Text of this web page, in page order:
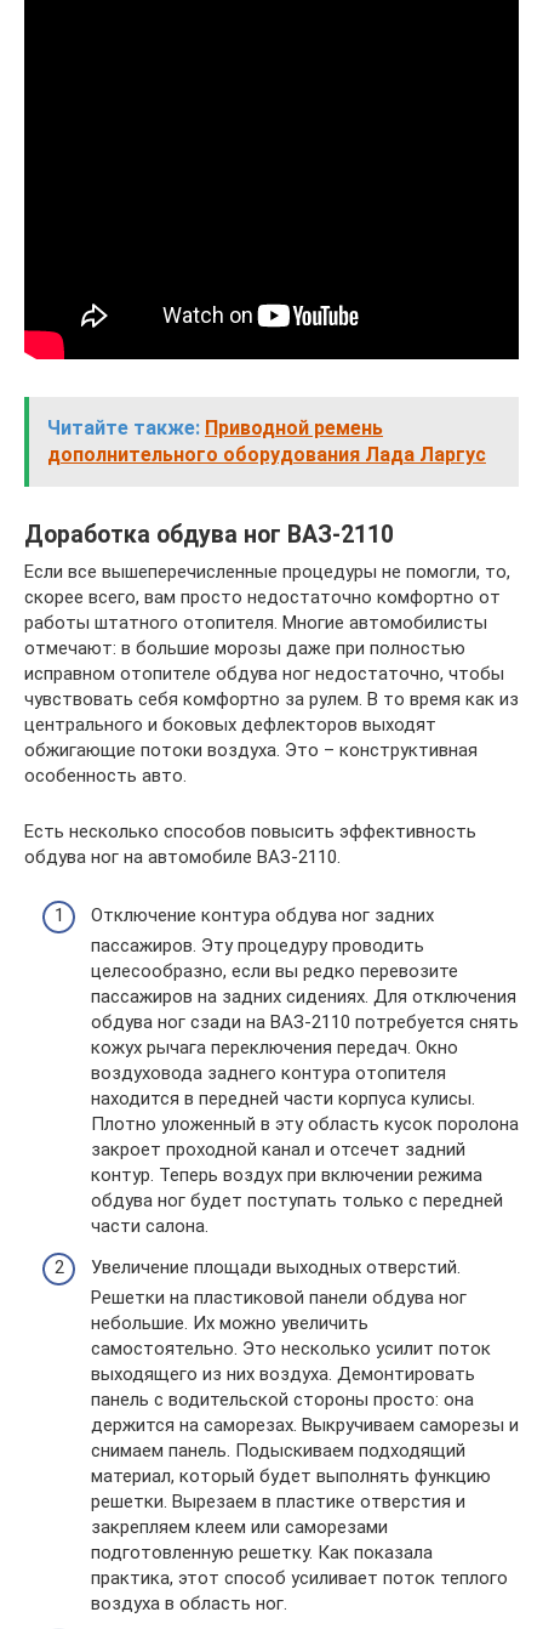
Читайте также: Приводной ремень
дополнительного оборудования Лада Ларгус
Доработка обдува ног ВАЗ-2110
Если все вышеперечисленные процедуры не помогли, то,
скорее всего, вам просто недостаточно комфортно от
работы штатного отопителя. Многие автомобилисты
отмечают: в большие морозы даже при полностью
исправном отопителе обдува ног недостаточно, чтобы
чувствовать себя комфортно за рулем. В то время как из
центрального и боковых дефлекторов выходят
обжигающие потоки воздуха. Это – конструктивная
особенность авто.
Есть несколько способов повысить эффективность
обдува ног на автомобиле ВАЗ-2110.
Отключение контура обдува ног задних
пассажиров. Эту процедуру проводить
целесообразно, если вы редко перевозите
пассажиров на задних сидениях. Для отключения
обдува ног сзади на ВАЗ-2110 потребуется снять
кожух рычага переключения передач. Окно
воздуховода заднего контура отопителя
находится в передней части корпуса кулисы.
Плотно уложенный в эту область кусок поролона
закроет проходной канал и отсечет задний
контур. Теперь воздух при включении режима
обдува ног будет поступать только с передней
части салона.
Увеличение площади выходных отверстий.
Решетки на пластиковой панели обдува ног
небольшие. Их можно увеличить
самостоятельно. Это несколько усилит поток
выходящего из них воздуха. Демонтировать
панель с водительской стороны просто: она
держится на саморезах. Выкручиваем саморезы и
снимаем панель. Подыскиваем подходящий
материал, который будет выполнять функцию
решетки. Вырезаем в пластике отверстия и
закрепляем клеем или саморезами
подготовленную решетку. Как показала
практика, этот способ усиливает поток теплого
воздуха в область ног.